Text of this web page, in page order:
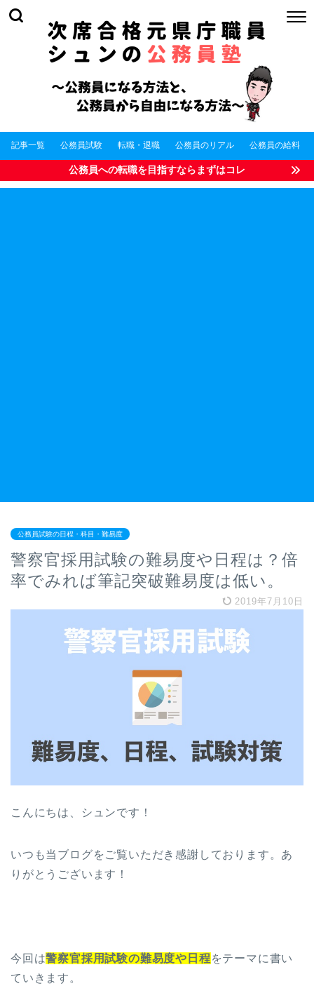
記事一覧 公務員試験 転職・退職 公務員のリアル 公務員の給料
公務員への転職を目指すならまずはコレ
公務員試験の日程・科目・難易度
警察官採用試験の難易度や日程は？倍
率でみれば筆記突破難易度は低い。
2019年7月10日
こんにちは、シュンです！
いつも当ブログをご覧いただき感謝しております。あ
りがとうございます！
今回は警察官採用試験の難易度や日程をテーマに書い
ていきます。